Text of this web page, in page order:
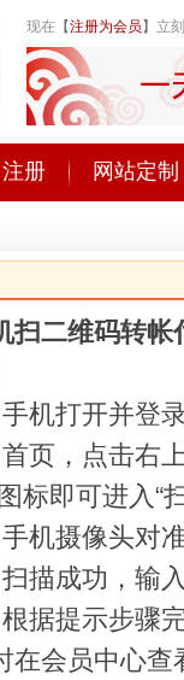
现在 【注册为会员 】 立
册 网站定制
扫二维码转帐
机打开并登
页，点击右
标即可进入“
机摄像头对
描成功，输
据提示步骤
在会员中心